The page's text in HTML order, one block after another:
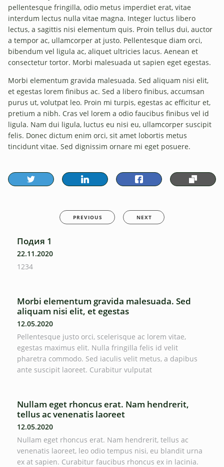
pellentesque fringilla, odio metus imperdiet erat, vitae
interdum lectus nulla vitae magna. Integer luctus libero
lectus, a sagittis nisi elementum quis. Proin tellus dui, auctor
a tempor ac, ullamcorper at justo. Pellentesque diam orci,
bibendum vel ligula ac, aliquet ultricies lacus. Aenean et
consectetur tortor. Morbi malesuada ut sapien eget egestas.
Morbi elementum gravida malesuada. Sed aliquam nisi elit,
et egestas lorem finibus ac. Sed a libero finibus, accumsan
purus ut, volutpat leo. Proin mi turpis, egestas ac efficitur et,
pretium a nibh. Cras vel lorem a odio faucibus finibus vel id
ligula. Nam dui ligula, luctus eu nisi eu, ullamcorper suscipit
felis. Donec dictum enim orci, sit amet lobortis metus
tincidunt vitae. Sed dignissim ornare mi eget posuere.
PREVIOUS NEXT
Подия 1
22.11.2020
1234
Morbi elementum gravida malesuada. Sed
aliquam nisi elit, et egestas
12.05.2020
Pellentesque justo orci, scelerisque ac lorem vitae,
egestas maximus elit. Nulla fringilla felis id velit
pharetra commodo. Sed iaculis velit metus, a dapibus
ante suscipit laoreet. Curabitur vulputat
Nullam eget rhoncus erat. Nam hendrerit,
tellus ac venenatis laoreet
12.05.2020
Nullam eget rhoncus erat. Nam hendrerit, tellus ac
venenatis laoreet, leo odio tempus nisi, eu blandit urna
ex at sapien. Curabitur faucibus rhoncus ex in lacinia.